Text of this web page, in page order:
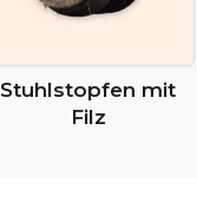
Stuhlstopfen mit
Filz